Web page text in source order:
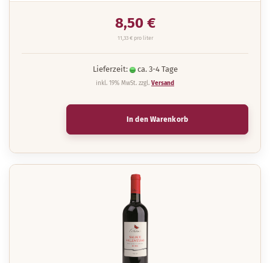
8,50 €
11,33 € pro liter
Lieferzeit: ca. 3-4 Tage
inkl. 19% MwSt. zzgl. Versand
In den Warenkorb